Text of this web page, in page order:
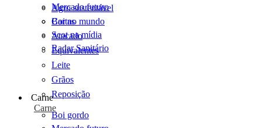
Agro sustentável
Cartas
Scot na mídia
Radar Sanitário
Mercado futuro
Boi no mundo
Atacado
Equivalentes
Leite
Grãos
Reposição
Carne
Carne
Boi gordo